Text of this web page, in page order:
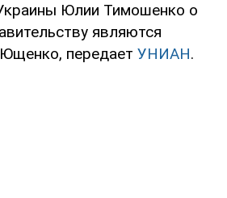
Юлии Тимошенко о
являются
передает УНИАН.